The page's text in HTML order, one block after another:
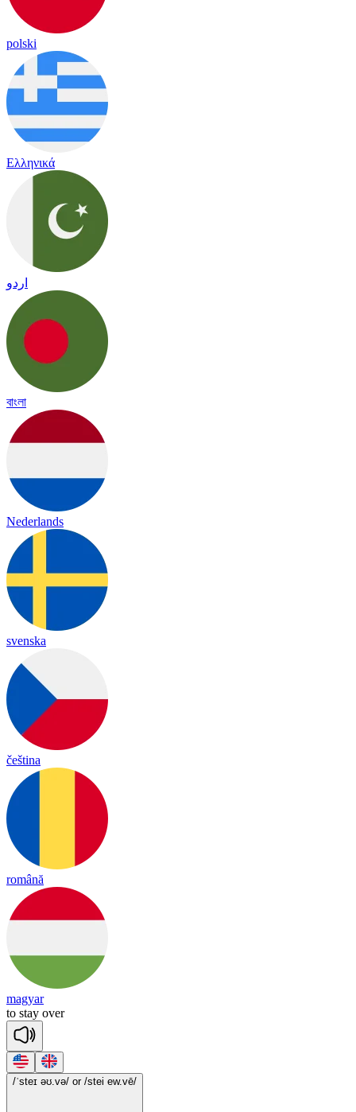
polski
Ελληνικά
اردو
বাংলা
Nederlands
svenska
čeština
română
magyar
to stay over
/ˈsteɪ əʊ.və/ or /stei ew.vē/